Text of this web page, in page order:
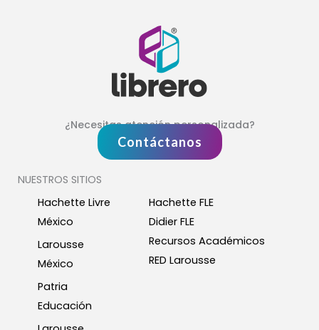
¿Necesitas atención personalizada?
Contáctanos
NUESTROS SITIOS
Hachette Livre
México
Larousse
México
Patria
Educación
Hachette FLE
Didier FLE
Recursos Académicos
RED Larousse